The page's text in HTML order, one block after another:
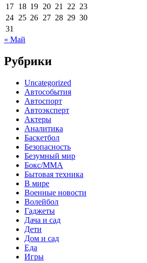
17 18 19 20 21 22 23
24 25 26 27 28 29 30
31
« Май
Рубрики
Uncategorized
Автособытия
Автоспорт
Автоэксперт
Актеры
Аналитика
Баскетбол
Безопасность
Безумный мир
Бокс/MMA
Бытовая техника
В мире
Военные новости
Волейбол
Гаджеты
Дача и сад
Дети
Дом и сад
Еда
Игры